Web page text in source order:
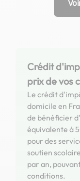
Crédit
prix de vos
Le crédit
domicile en
de bénéficier
équivalente à
pour des
soutien
par an,
conditions.